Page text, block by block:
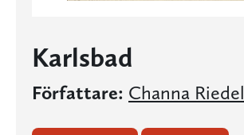
Karlsbad
Författare: Channa Riedel